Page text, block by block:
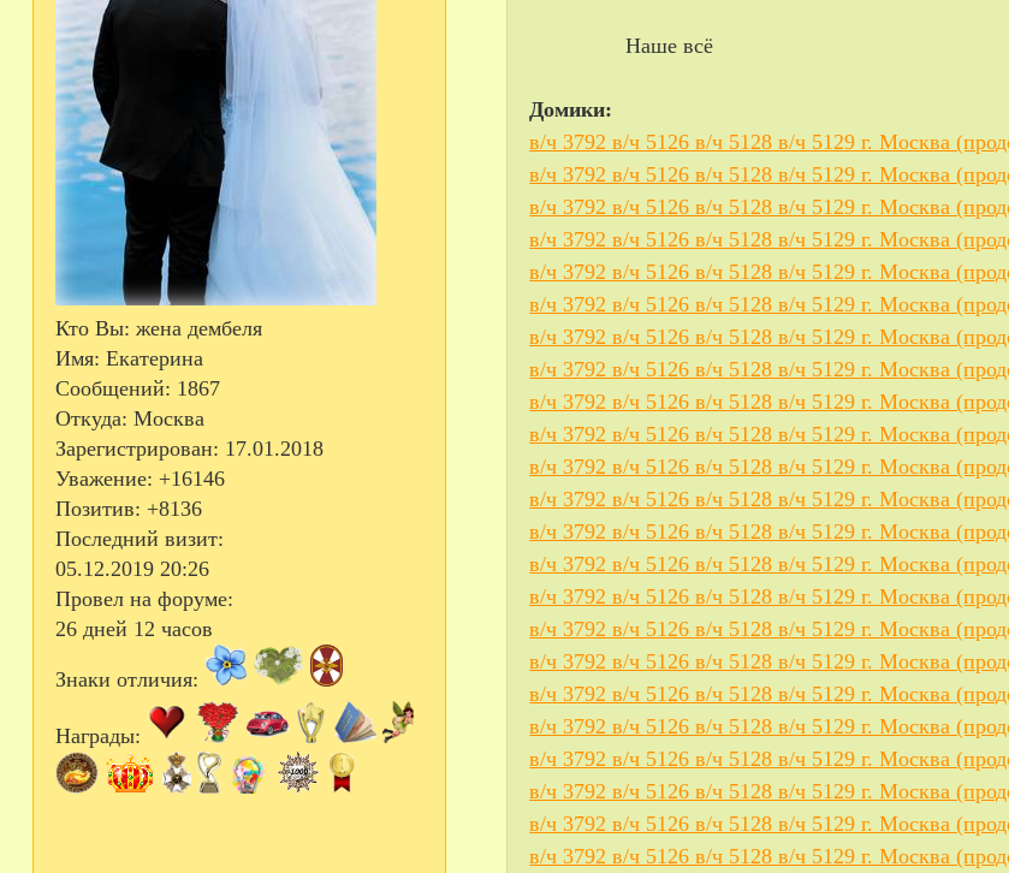
Кто Вы: жена дембеля
Имя: Екатерина
Сообщений: 1867
Откуда: Москва
Зарегистрирован: 17.01.2018
Уважение: +16146
Позитив: +8136
Последний визит:
05.12.2019 20:26
Провел на форуме:
26 дней 12 часов
Знаки отличия:
Награды:
Наше всё
Домики:
в/ч 3792 в/ч 5126 в/ч 5128 в/ч 5129 г. Москва
в/ч 3792 в/ч 5126 в/ч 5128 в/ч 5129 г. Москва
в/ч 3792 в/ч 5126 в/ч 5128 в/ч 5129 г. Москва
в/ч 3792 в/ч 5126 в/ч 5128 в/ч 5129 г. Москва
в/ч 3792 в/ч 5126 в/ч 5128 в/ч 5129 г. Москва
в/ч 3792 в/ч 5126 в/ч 5128 в/ч 5129 г. Москва
в/ч 3792 в/ч 5126 в/ч 5128 в/ч 5129 г. Москва
в/ч 3792 в/ч 5126 в/ч 5128 в/ч 5129 г. Москва
в/ч 3792 в/ч 5126 в/ч 5128 в/ч 5129 г. Москва
в/ч 3792 в/ч 5126 в/ч 5128 в/ч 5129 г. Москва
в/ч 3792 в/ч 5126 в/ч 5128 в/ч 5129 г. Москва
в/ч 3792 в/ч 5126 в/ч 5128 в/ч 5129 г. Москва
в/ч 3792 в/ч 5126 в/ч 5128 в/ч 5129 г. Москва
в/ч 3792 в/ч 5126 в/ч 5128 в/ч 5129 г. Москва
в/ч 3792 в/ч 5126 в/ч 5128 в/ч 5129 г. Москва
в/ч 3792 в/ч 5126 в/ч 5128 в/ч 5129 г. Москва
в/ч 3792 в/ч 5126 в/ч 5128 в/ч 5129 г. Москва
в/ч 3792 в/ч 5126 в/ч 5128 в/ч 5129 г. Москва
в/ч 3792 в/ч 5126 в/ч 5128 в/ч 5129 г. Москва
в/ч 3792 в/ч 5126 в/ч 5128 в/ч 5129 г. Москва
в/ч 3792 в/ч 5126 в/ч 5128 в/ч 5129 г. Москва
в/ч 3792 в/ч 5126 в/ч 5128 в/ч 5129 г. Москва
в/ч 3792 в/ч 5126 в/ч 5128 в/ч 5129 г. Москва